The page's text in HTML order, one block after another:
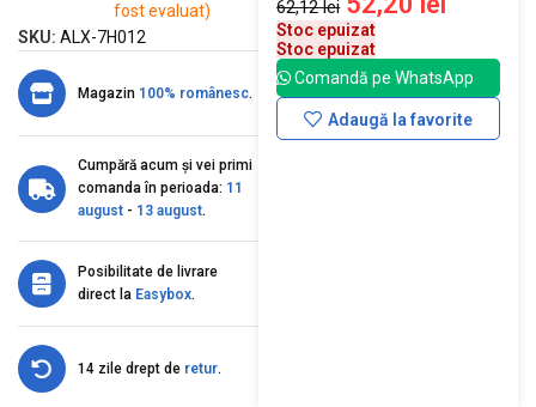
fost evaluat)
SKU: ALX-7H012
Magazin 100% românesc.
Cumpără acum și vei primi
comanda în perioada: 11
august - 13 august.
Posibilitate de livrare
direct la Easybox.
14 zile drept de retur.
62,12lei
Stoc epuizat
Stoc epuizat
Comandă pe WhatsApp
Adaugă la favorite